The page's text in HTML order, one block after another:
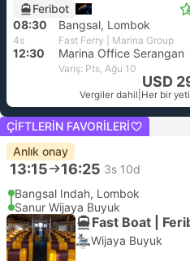
Feribot
08:30 Bangsal, Lombok
4s Fast Ferry | Marina Group
12:30 Marina Office Serangan
Varış: Pts, Ağu 10
USD
Vergiler dahil Her bir
ÇIFTLERIN FAVORILERI
Anlık onay
13:15 16:25 3s 10d
Bangsal Indah, Lombok
Sanur Wijaya Buyuk
Fast Boat |
Wijaya Buyuk